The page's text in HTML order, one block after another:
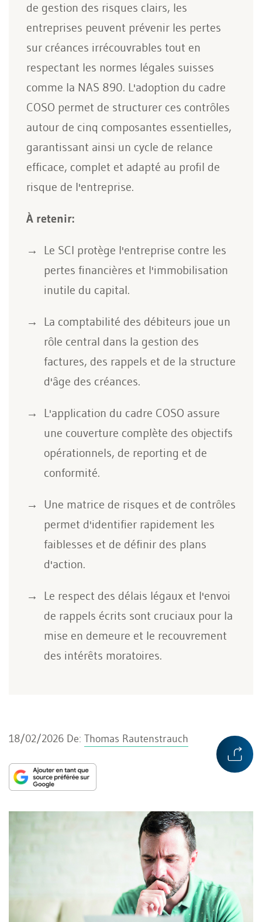
de gestion des risques clairs, les
entreprises peuvent prévenir les pertes
sur créances irrécouvrables tout en
respectant les normes légales suisses
comme la NAS 890. L'adoption du cadre
COSO permet de structurer ces contrôles
autour de cinq composantes essentielles,
garantissant ainsi un cycle de relance
efficace, complet et adapté au profil de
risque de l'entreprise.
À retenir:
Le SCI protège l'entreprise contre les
pertes financières et l'immobilisation
inutile du capital.
La comptabilité des débiteurs joue un
rôle central dans la gestion des
factures, des rappels et de la structure
d'âge des créances.
L'application du cadre COSO assure
une couverture complète des objectifs
opérationnels, de reporting et de
conformité.
Une matrice de risques et de contrôles
permet d'identifier rapidement les
faiblesses et de définir des plans
d'action.
Le respect des délais légaux et l'envoi
de rappels écrits sont cruciaux pour la
mise en demeure et le recouvrement
des intérêts moratoires.
18/02/2026 De: Thomas Rautenstrauch